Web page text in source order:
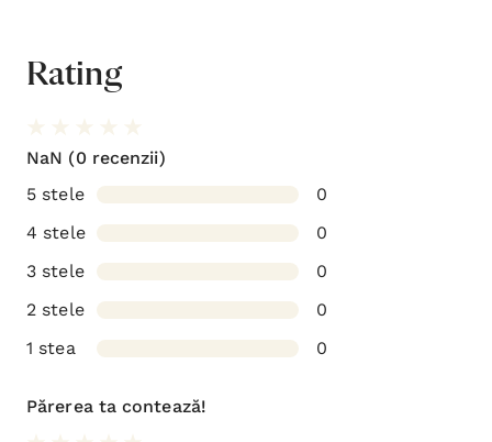
Rating
NaN (0 recenzii)
5 stele
0
4 stele
0
3 stele
0
2 stele
0
1 stea
0
Părerea ta contează!